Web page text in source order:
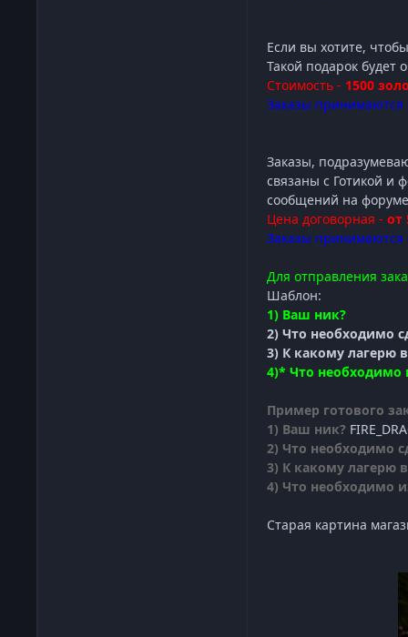
Если вы хотите,
Такой подарок будет
Стоимость - 1500
Заказы принимаются
Заказы,
связаны с Готикой и
сообщений на форуме
Цена договорная - от
Заказы принимаются
Для отправления
Шаблон:
1) Ваш ник?
2) Что необходимо
3) К какому лагерю
4)* Что необходимо
Пример готового
1) Ваш ник?
2) Что необходимо
3) К какому лагерю
4) Что необходимо
Старая картина